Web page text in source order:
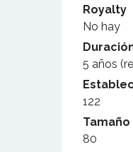
Royalty
No hay
5 años
122
80